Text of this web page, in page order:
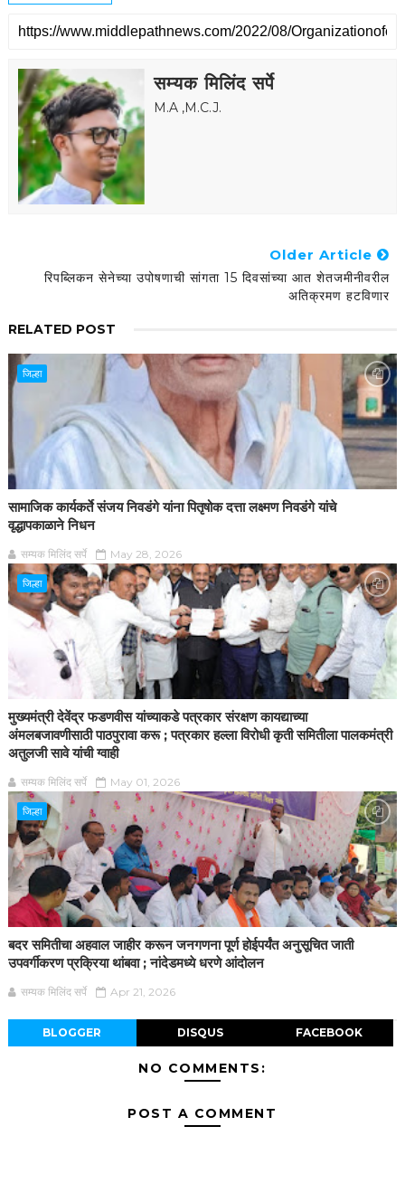
सम्यक मिलिंद सर्पे
M.A ,M.C.J.
Older Article
रिपब्लिकन सेनेच्या उपोषणाची सांगता 15 दिवसांच्या आत शेतजमीनीवरील
अतिक्रमण हटविणार
RELATED POST
जिल्हा
सामाजिक कार्यकर्ते संजय निवडंगे यांना पितृषोक दत्ता लक्ष्मण निवडंगे यांचे
वृद्धापकाळाने निधन
सम्यक मिलिंद सर्पे May 28, 2026
जिल्हा
मुख्यमंत्री देवेंद्र फडणवीस यांच्याकडे पत्रकार संरक्षण कायद्याच्या
अंमलबजावणीसाठी पाठपुरावा करू ; पत्रकार हल्ला विरोधी कृती समितीला पालकमंत्री
अतुलजी सावे यांची ग्वाही
सम्यक मिलिंद सर्पे May 01, 2026
जिल्हा
बदर समितीचा अहवाल जाहीर करून जनगणना पूर्ण होईपर्यंत अनुसूचित जाती
उपवर्गीकरण प्रक्रिया थांबवा ; नांदेडमध्ये धरणे आंदोलन
सम्यक मिलिंद सर्पे Apr 21, 2026
BLOGGER DISQUS FACEBOOK
NO COMMENTS:
POST A COMMENT